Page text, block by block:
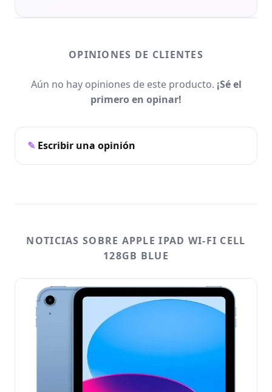
OPINIONES DE CLIENTES
Aún no hay opiniones de este producto. ¡Sé el
primero en opinar!
Escribir una opinión
NOTICIAS SOBRE APPLE IPAD WI-FI CELL
128GB BLUE